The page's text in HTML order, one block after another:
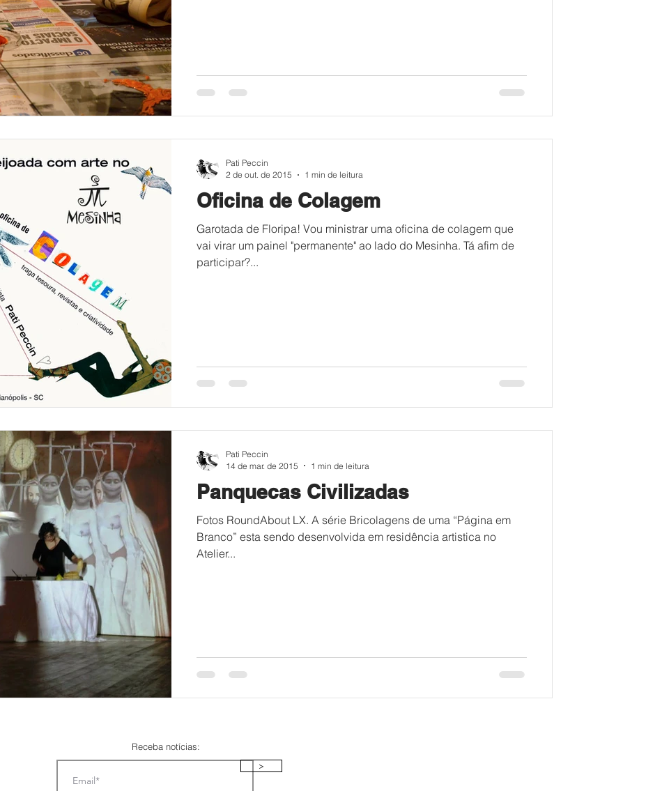
Oficina de Colagem
Garotada de Floripa! Vou ministrar uma oficina de colagem que
vai virar um painel "permanente" ao lado do Mesinha. Tá afim de
participar?...
Pati Peccin
2 de out. de 2015
1 min de leitura
Panquecas Civilizadas
Fotos RoundAbout LX. A série Bricolagens de uma “Página em
Branco” esta sendo desenvolvida em residência artistica no
Atelier...
Pati Peccin
14 de mar. de 2015
1 min de leitura
Receba notícias:
>